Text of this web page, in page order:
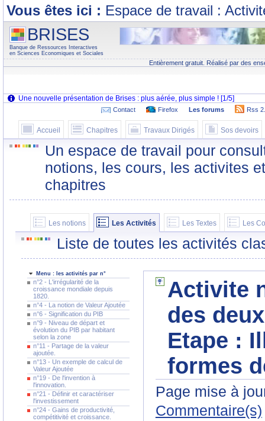
Vous êtes ici : Espace de travail :
BRISES
Banque de Ressources Interactives
en Sciences Economiques et Sociales
Entièrement gratuit. Réalisé par des
Contact Firefox Les forums Rss
Accueil Chapitres Travaux Dirigés Sos devoirs
Un espace de travail pour
notions, les cours, les activites
chapitres
Les notions Les Activités Les Textes Les
Liste de toutes les activités
Menu : les activités par n°
n°2 - L'irrégularité de la
croissance mondiale depuis
1820.
n°4 - La notion de Valeur Ajoutée
n°6 - Signification du PIB
n°9 - Niveau de départ et
évolution du PIB par habitant
selon la zone
n°11 - Partage de la valeur
ajoutée.
n°13 - Un exemple de calcul de
Valeur Ajoutée
n°19 - De l'invention à
l'innovation.
n°21 - Définir et caractériser
l'investissement
n°24 - Gains de productivité,
compétitivité et croissance.
Activite
des
Etape :
formes
Page mise à
Commentaire(s)